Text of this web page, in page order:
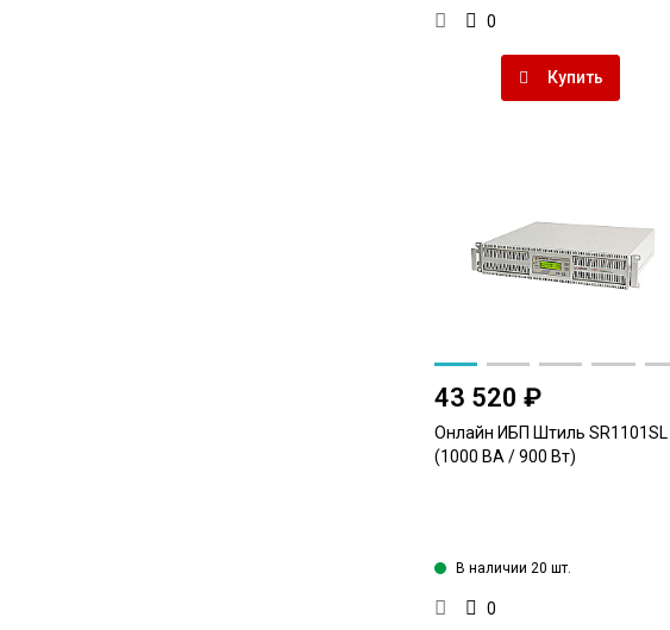
0
Купить
43 520 ₽
Онлайн ИБП Штиль SR1101SL
(1000 ВА / 900 Вт)
В наличии 20 шт.
0